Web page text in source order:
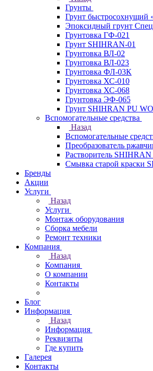
Грунты
Грунт быстросохнущий
Эпоксидный грунт
Грунтовка ГФ-021
Грунт SHIHRAN-01
Грунтовка ВЛ-02
Грунтовка ВЛ-023
Грунтовка ФЛ-03К
Грунтовка ХС-010
Грунтовка ХС-068
Грунтовка ЭФ-065
Грунт SHIHRAN PU
Вспомогательные средства
Назад
Вспомогательные
Преобразователь
Растворитель SHIHRAN
Смывка старой краски
Бренды
Акции
Услуги
Назад
Услуги
Монтаж оборудования
Сборка мебели
Ремонт техники
Компания
Назад
Компания
О компании
Контакты
Блог
Информация
Назад
Информация
Реквизиты
Где купить
Галерея
Контакты